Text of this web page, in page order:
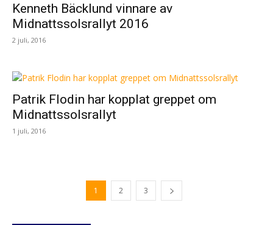
Kenneth Bäcklund vinnare av
Midnattssolsrallyt 2016
2 juli, 2016
Patrik Flodin har kopplat greppet om
Midnattssolsrallyt
1 juli, 2016
1 2 3